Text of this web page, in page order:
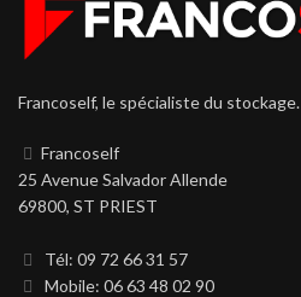
Francoself, le spécialiste du stockage.
Francoself
25 Avenue Salvador Allende
69800, ST PRIEST
Tél: 09 72 66 31 57
Mobile: 06 63 48 02 90